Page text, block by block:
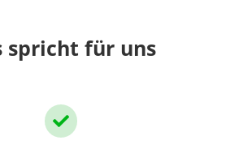
spricht für uns
